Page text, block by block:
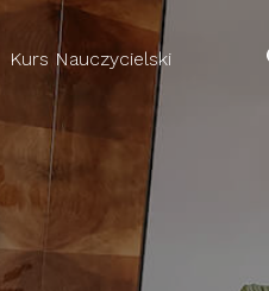
Kurs Nauczycielski